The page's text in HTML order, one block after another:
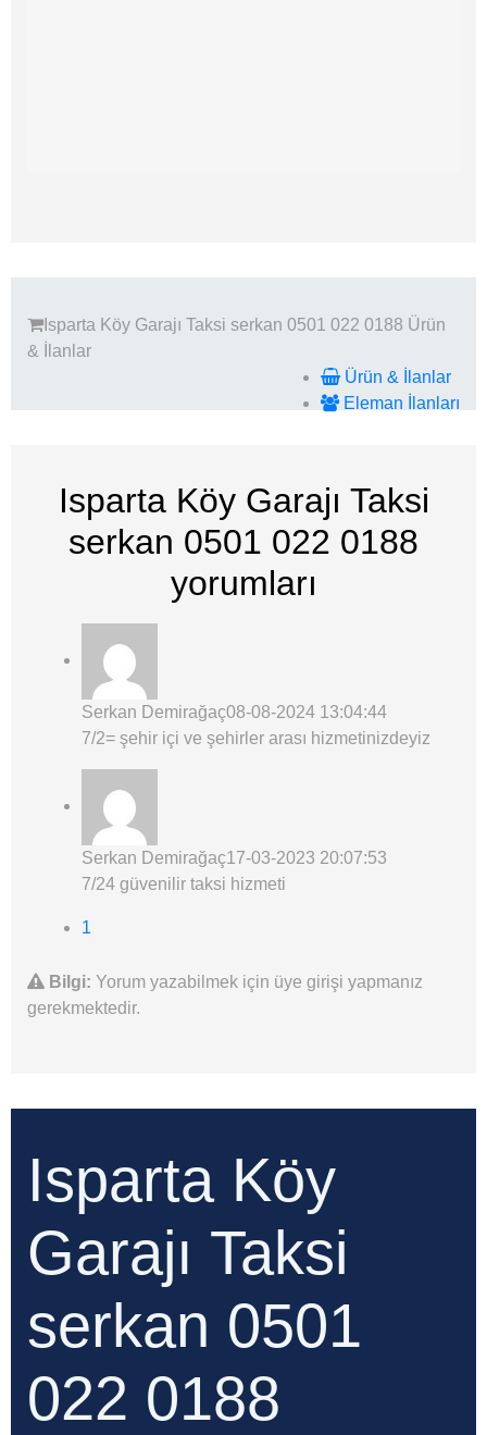
Isparta Köy Garajı Taksi serkan 0501 022 0188 Ürün
& İlanlar
Ürün & İlanlar
Eleman İlanları
Isparta Köy Garajı Taksi
serkan 0501 022 0188
yorumları
Serkan Demirağaç08-08-2024 13:04:44
7/2= şehir içi ve şehirler arası hizmetinizdeyiz
Serkan Demirağaç17-03-2023 20:07:53
7/24 güvenilir taksi hizmeti
1
Bilgi: Yorum yazabilmek için üye girişi yapmanız
gerekmektedir.
Isparta Köy
Garajı Taksi
serkan 0501
022 0188